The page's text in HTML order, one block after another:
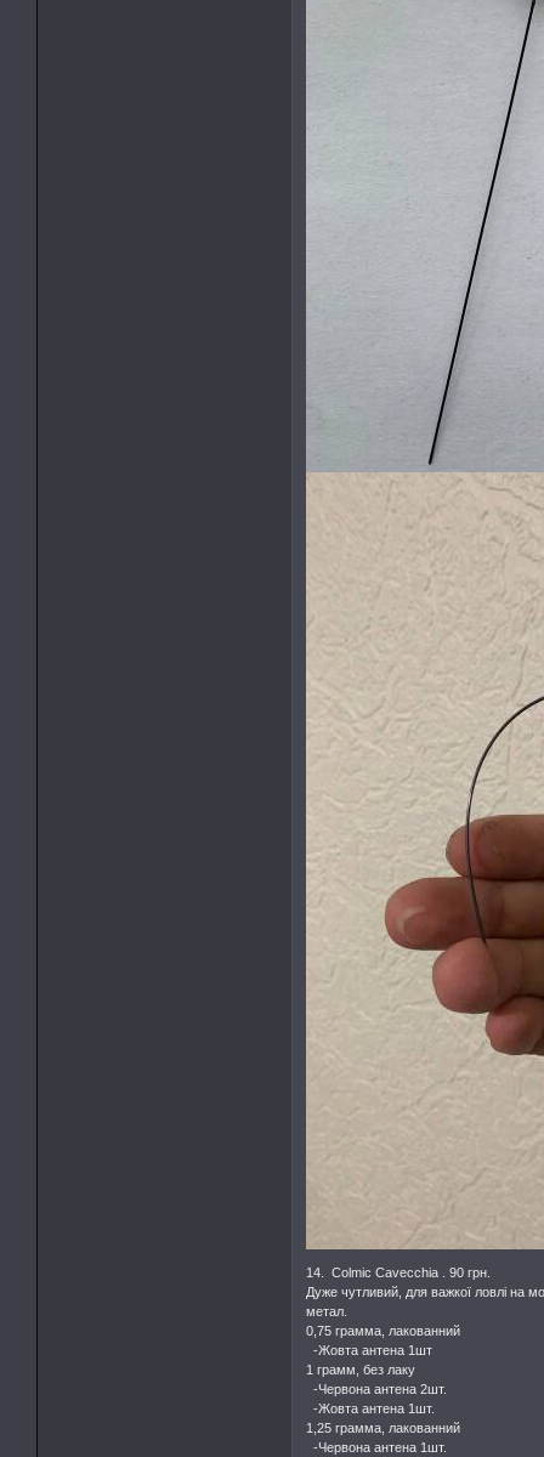
14. Colmic Cavecchia . 90 грн.
Дуже чутливий, для важкої ловлі на
метал.
0,75 грамма, лакованний
-Жовта антена 1шт
1 грамм, без лаку
-Червона антена 2шт.
-Жовта антена 1шт.
1,25 грамма, лакованний
-Червона антена 1шт.